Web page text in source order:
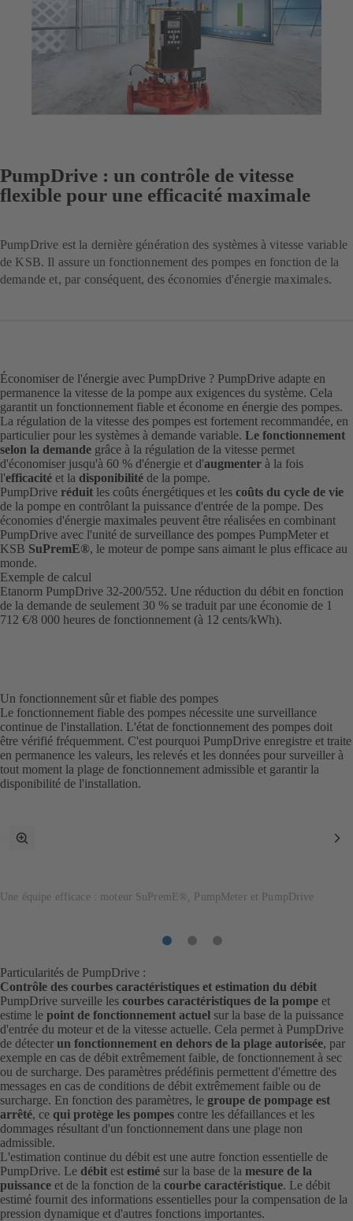
PumpDrive : un contrôle de vitesse
flexible pour une efficacité maximale
PumpDrive est la dernière génération des systèmes à vitesse variable
de KSB. Il assure un fonctionnement des pompes en fonction de la
demande et, par conséquent, des économies d'énergie maximales.
Économiser de l'énergie avec PumpDrive ? PumpDrive adapte en
permanence la vitesse de la pompe aux exigences du système. Cela
garantit un fonctionnement fiable et économe en énergie des pompes.
La régulation de la vitesse des pompes est fortement recommandée, en
particulier pour les systèmes à demande variable. Le fonctionnement
selon la demande grâce à la régulation de la vitesse permet
d'économiser jusqu'à 60 % d'énergie et d'augmenter à la fois
l'efficacité et la disponibilité de la pompe.
PumpDrive réduit les coûts énergétiques et les coûts du cycle de vie
de la pompe en contrôlant la puissance d'entrée de la pompe. Des
économies d'énergie maximales peuvent être réalisées en combinant
PumpDrive avec l'unité de surveillance des pompes PumpMeter et
KSB SuPremE®, le moteur de pompe sans aimant le plus efficace au
monde.
Exemple de calcul
Etanorm PumpDrive 32-200/552. Une réduction du débit en fonction
de la demande de seulement 30 % se traduit par une économie de 1
712 €/8 000 heures de fonctionnement (à 12 cents/kWh).
Un fonctionnement sûr et fiable des pompes
Le fonctionnement fiable des pompes nécessite une surveillance
continue de l'installation. L'état de fonctionnement des pompes doit
être vérifié fréquemment. C'est pourquoi PumpDrive enregistre et traite
en permanence les valeurs, les relevés et les données pour surveiller à
tout moment la plage de fonctionnement admissible et garantir la
disponibilité de l'installation.
Une équipe efficace : moteur SuPremE®, PumpMeter et PumpDrive
Passer
écran
PostePostePoste
Particularités de PumpDrive :
Contrôle des courbes caractéristiques et estimation du débit
PumpDrive surveille les courbes caractéristiques de la pompe et
estime le point de fonctionnement actuel sur la base de la puissance
d'entrée du moteur et de la vitesse actuelle. Cela permet à PumpDrive
de détecter un fonctionnement en dehors de la plage autorisée, par
exemple en cas de débit extrêmement faible, de fonctionnement à sec
ou de surcharge. Des paramètres prédéfinis permettent d'émettre des
messages en cas de conditions de débit extrêmement faible ou de
surcharge. En fonction des paramètres, le groupe de pompage est
arrêté, ce qui protège les pompes contre les défaillances et les
dommages résultant d'un fonctionnement dans une plage non
admissible.
L'estimation continue du débit est une autre fonction essentielle de
PumpDrive. Le débit est estimé sur la base de la mesure de la
puissance et de la fonction de la courbe caractéristique. Le débit
estimé fournit des informations essentielles pour la compensation de la
pression dynamique et d'autres fonctions importantes.